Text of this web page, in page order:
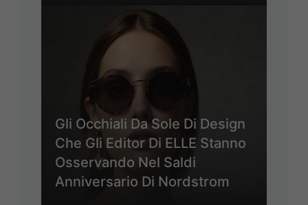
Gli Occhiali Da Sole Di Design
Che Gli Editor Di ELLE Stanno
Osservando Nel Saldi
Anniversario Di Nordstrom